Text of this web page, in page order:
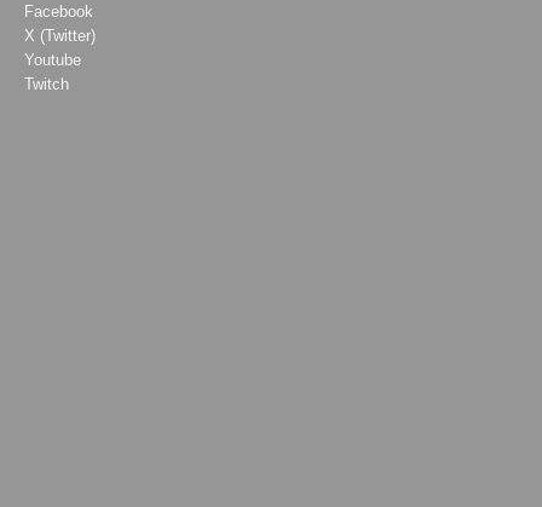
Facebook
X (Twitter)
Youtube
Twitch